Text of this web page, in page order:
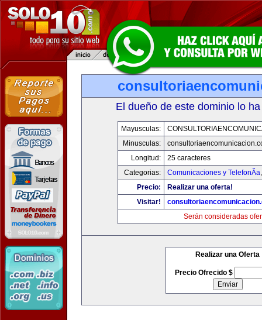
El dueño de este dominio lo
Mayusculas:
Minusculas:
Longitud:
25 caracteres
Categorias:
Comunicaciones y TelefonÃ­a
Precio:
Realizar una oferta!
Visitar!
Serán consideradas
Realizar una Oferta
Precio Ofrecido $